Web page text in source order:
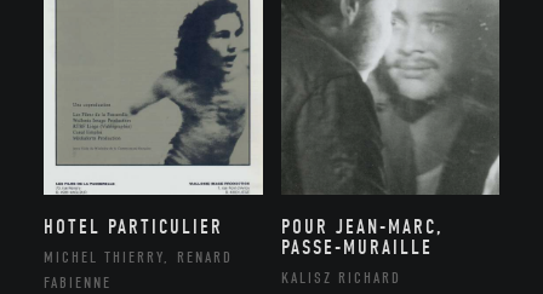
HOTEL PARTICULIER
MICHEL THIERRY, RENARD
FABIENNE
POUR JEAN-MARC,
PASSE-MURAILLE
KALISZ RICHARD